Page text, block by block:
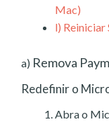
Mac)
l) Reiniciar
a) Remova
Redefinir o
Abra o